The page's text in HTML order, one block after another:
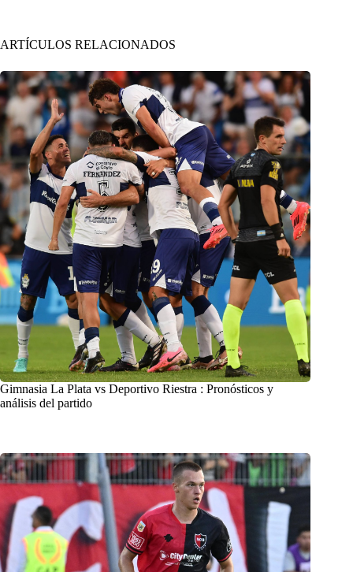
ARTÍCULOS RELACIONADOS
Gimnasia La Plata vs Deportivo Riestra : Pronósticos y
análisis del partido